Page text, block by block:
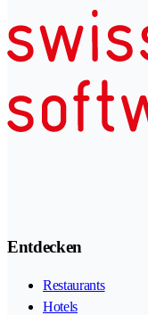
Entdecken
Restaurants
Hotels